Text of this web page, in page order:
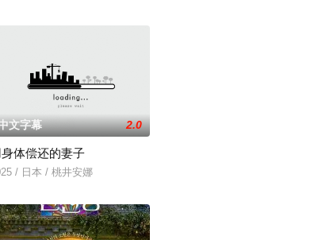
活得自由的挚友绫，对她的含糊其辞感到不满，两人的
文字幕 2.0
身体偿还的妻子
/ 日本 / 桃井安娜